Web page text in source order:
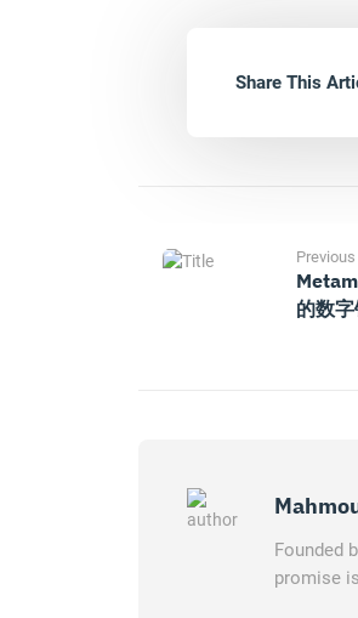
Share This
的数
Founded
promise